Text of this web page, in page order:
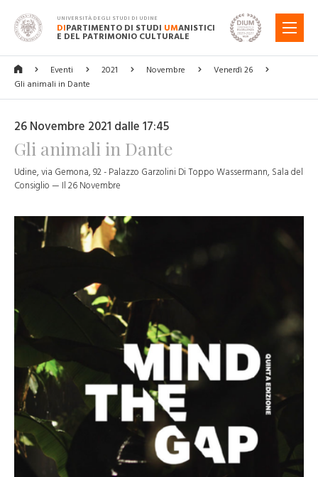
UNIVERSITÀ DEGLI STUDI DI UDINE
DIPARTIMENTO DI STUDI UMANISTICI
E DEL PATRIMONIO CULTURALE
MENU
Eventi 2021 Novembre
Venerdì 26
Gli animali in Dante
26 Novembre 2021 dalle 17:45
Gli animali in Dante
Udine, via Gemona, 92 - Palazzo Garzolini Di Toppo Wassermann, Sala del
Consiglio — Il 26 Novembre